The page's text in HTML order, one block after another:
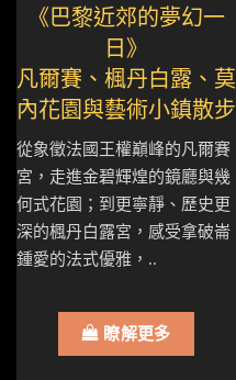
《巴黎近郊的夢幻一
日》
凡爾賽、楓丹白露、莫
內花園與藝術小鎮散步
從象徵法國王權巔峰的凡爾賽
宮，走進金碧輝煌的鏡廳與幾
何式花園；到更寧靜、歷史更
深的楓丹白露宮，感受拿破崙
鍾愛的法式優雅，..
瞭解更多